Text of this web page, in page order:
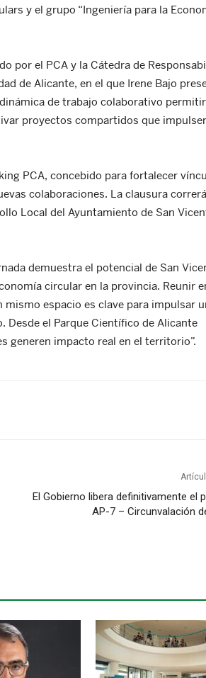
y el grupo “Ingeniería para la
por el PCA y la Cátedra de
de Alicante, en el que Irene Bajo
de trabajo colaborativo
proyectos compartidos que
PCA, concebido para fortalecer
colaboraciones. La clausura
Local del Ayuntamiento de San
demuestra el potencial de San
circular en la provincia. Reunir
espacio es clave para impulsar
el Parque Científico de Alicante
generen impacto real en el territorio”.
El Gobierno libera definitivamente el
AP-7 – Circunvalación